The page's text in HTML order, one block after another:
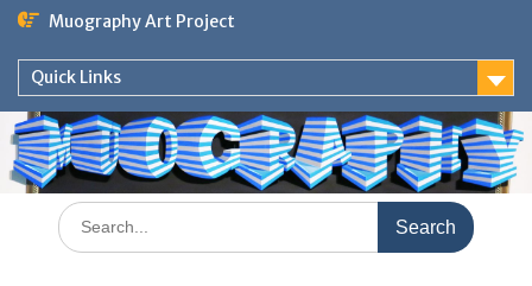
Skip
content
Muography Art Project
Quick Links
Search
for: